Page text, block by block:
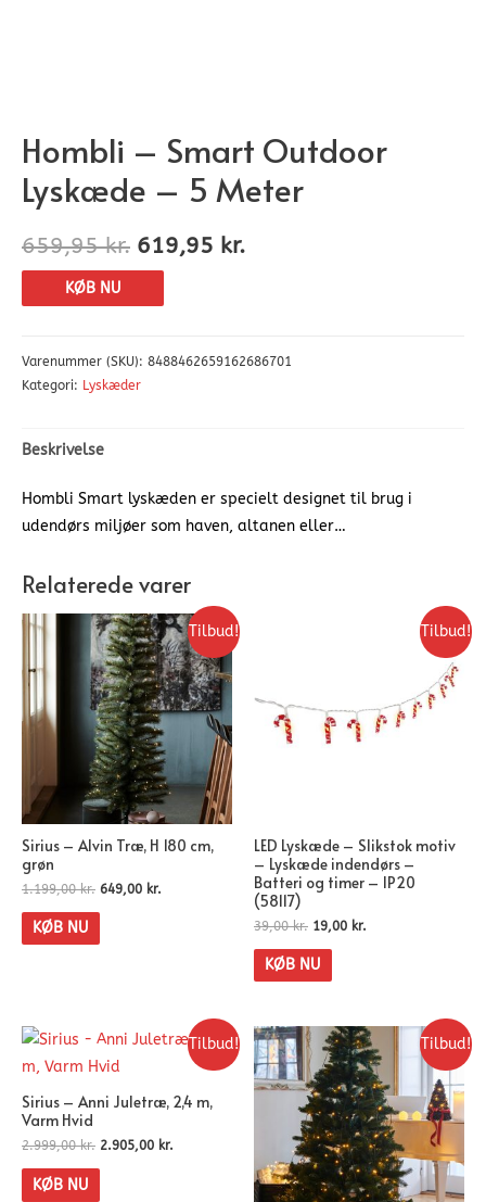
Hombli – Smart Outdoor
Lyskæde – 5 Meter
659,95kr. 619,95 kr.
KØB NU
Varenummer (SKU): 8488462659162686701
Kategori: Lyskæder
Beskrivelse
Hombli Smart lyskæden er specielt designet til brug i
udendørs miljøer som haven, altanen eller…
Relaterede varer
Tilbud!
Sirius – Alvin Træ, H 180 cm,
grøn
1.199,00kr. 649,00 kr.
KØB NU
Tilbud!
LED Lyskæde – Slikstok motiv
– Lyskæde indendørs –
Batteri og timer – IP20
(58117)
39,00kr. 19,00 kr.
KØB NU
Tilbud!
Sirius – Anni Juletræ, 2,4 m,
Varm Hvid
2.999,00kr. 2.905,00 kr.
KØB NU
Tilbud!